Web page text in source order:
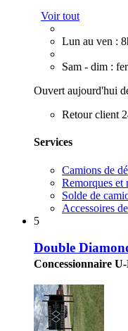
Voir tout
Lun au ven :
Sam - dim :
Ouvert aujourd'hui
Retour client
Services
Camions de
Remorques et
Solde de
Accessoires
5
Double
Concessionnaire